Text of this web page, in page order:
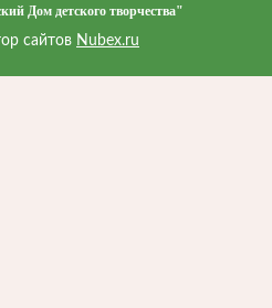
Дом детского творчества"
сайтов Nubex.ru